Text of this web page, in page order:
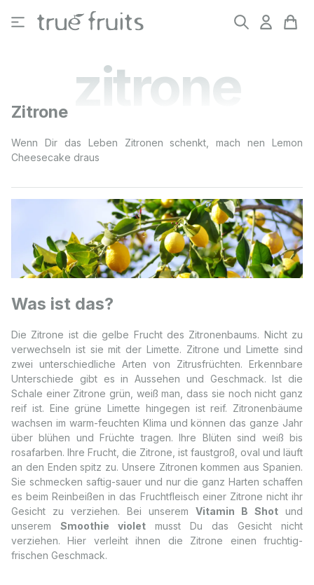
Zum Hauptinhalt springen
zitrone
Zitrone
Wenn Dir das Leben Zitronen schenkt, mach nen Lemon
Cheesecake draus
Was ist das?
Die Zitrone ist die gelbe Frucht des Zitronenbaums. Nicht zu
verwechseln ist sie mit der Limette. Zitrone und Limette sind
zwei unterschiedliche Arten von Zitrusfrüchten. Erkennbare
Unterschiede gibt es in Aussehen und Geschmack. Ist die
Schale einer Zitrone grün, weiß man, dass sie noch nicht ganz
reif ist. Eine grüne Limette hingegen ist reif. Zitronenbäume
wachsen im warm-feuchten Klima und können das ganze Jahr
über blühen und Früchte tragen. Ihre Blüten sind weiß bis
rosafarben. Ihre Frucht, die Zitrone, ist faustgroß, oval und läuft
an den Enden spitz zu. Unsere Zitronen kommen aus Spanien.
Sie schmecken saftig-sauer und nur die ganz Harten schaffen
es beim Reinbeißen in das Fruchtfleisch einer Zitrone nicht ihr
Gesicht zu verziehen. Bei unserem Vitamin B Shot und
unserem Smoothie violet musst Du das Gesicht nicht
verziehen. Hier verleiht ihnen die Zitrone einen fruchtig-
frischen Geschmack.